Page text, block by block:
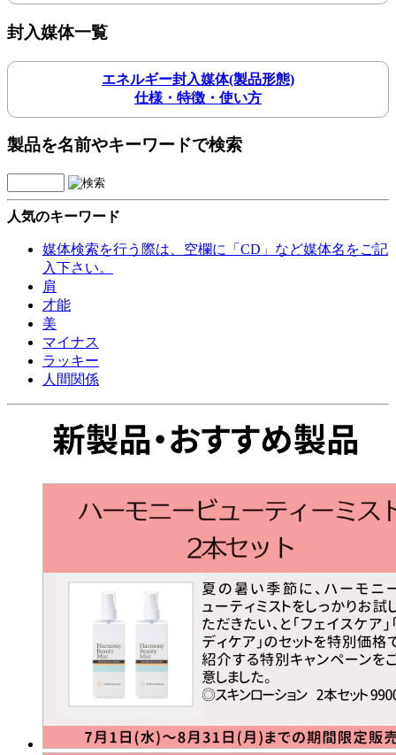
封入媒体一覧
エネルギー封入媒体(製品形態)
仕様・特徴・使い方
製品を名前やキーワードで検索
人気のキーワード
媒体検索を行う際は、空欄に「CD」など媒体名をご記
入下さい。
肩
才能
美
マイナス
ラッキー
人間関係